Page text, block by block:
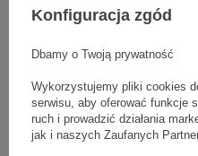
Wysoki karton do wysyłki roślin z
150x150x300mm wew. 3W B
440g/m2 Szary Komplet 10 szt.
19,80 zł bruttoza 10 szt.
(1,98 zł / szt.)
Konfiguracja zgód
Dbamy o Twoją prywatność
Wykorzystujemy pliki cookies
serwisu, aby oferować funkcje
ruch i prowadzić działania
jak i naszych Zaufanych